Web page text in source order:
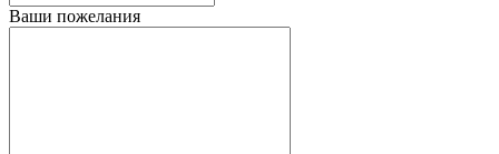
Ваши пожелания